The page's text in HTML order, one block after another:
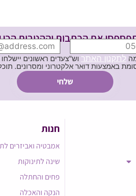
את הכתבות וההטבות הכי
לתקנון האתר וש"צעדים ראשונים
ומסרונים. תוכלי להסיר את הרישום בכל עת
חנות
אמבטיה ואביזרים
שינה לתינוקות
פחים והחתלה
הנקה והאכלה